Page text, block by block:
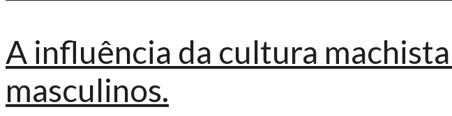
A influência da cultura
masculinos.